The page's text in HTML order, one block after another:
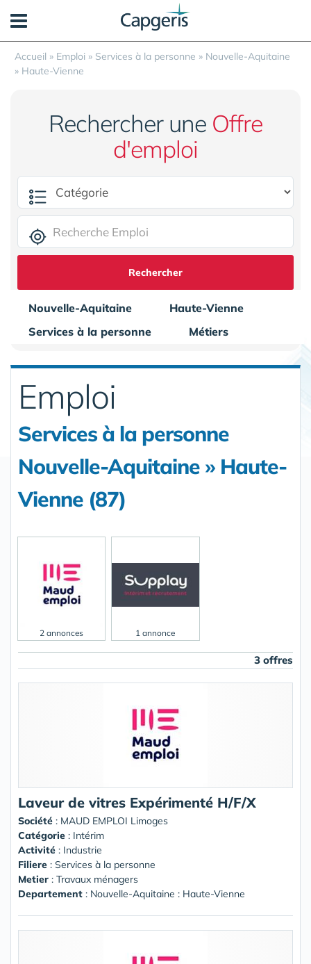
Accueil » Emploi » Services à la personne » Nouvelle-Aquitaine
» Haute-Vienne
Rechercher une Offre
d'emploi
Rechercher
Nouvelle-Aquitaine
Haute-Vienne
Services à la personne
Métiers
Emploi
Services à la personne
Nouvelle-Aquitaine » Haute-
Vienne (87)
2 annonces 1 annonce
3 offres
Laveur de vitres Expérimenté H/F/X
Société : MAUD EMPLOI Limoges
Catégorie : Intérim
Activité : Industrie
Filiere : Services à la personne
Metier : Travaux ménagers
Departement : Nouvelle-Aquitaine : Haute-Vienne